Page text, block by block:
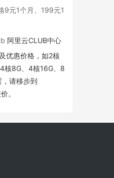
9元1个月、199元1
阿里云CLUB中心
优惠价格，如2核
核8G、4核16G、8
请移步到
。